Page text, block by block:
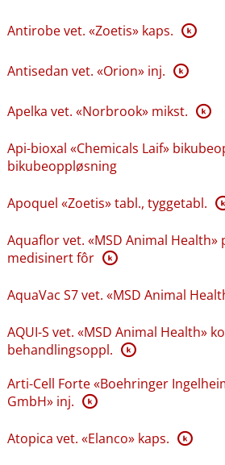
Antirobe vet. «Zoetis» kaps. K
Antisedan vet. «Orion» inj. K
Apelka vet. «Norbrook» mikst. K
Api-bioxal «Chemicals Laif»
bikubeoppløsning
Apoquel «Zoetis» tabl., tyggetabl. K
Aquaflor vet. «MSD Animal Health»
medisinert fôr K
AquaVac S7 vet. «MSD Animal
AQUI-S vet. «MSD Animal Health»
behandlingsoppl. K
Arti-Cell Forte «Boehringer
GmbH» inj. K
Atopica vet. «Elanco» kaps. K